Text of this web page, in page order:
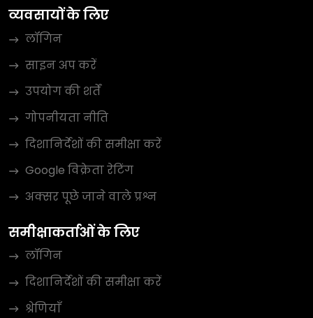
व्यवसायों के लिए
लॉगिन
साइन अप करें
उपयोग की शर्तें
गोपनीयता नीति
दिशानिर्देशों की समीक्षा करें
Google विक्रेता रेटिंग
अक्सर पूछे जाने वाले प्रश्न
समीक्षाकर्ताओं के लिए
लॉगिन
दिशानिर्देशों की समीक्षा करें
श्रेणियाँ